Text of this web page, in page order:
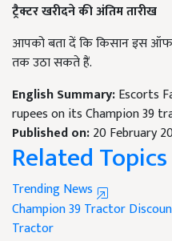
ट्रैक्टर खरीदने की अंतिम तारीख
आपको बता दें कि किसान इस
तक उठा सकते हैं.
English Summary:Escorts
rupees on its Champion 39
Published on:20 February
Related Topics
Trending News
Champion 39 Tractor
Tractor